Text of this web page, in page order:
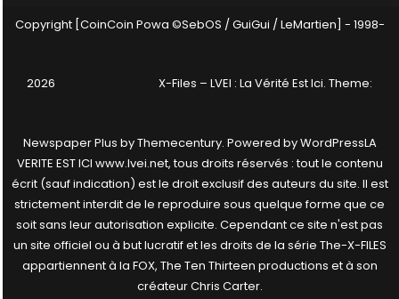
Copyright [CoinCoin Powa ©SebOS / GuiGui / LeMartien] - 1998-
2026 X-Files – LVEI : La Vérité Est Ici. Theme:
Newspaper Plus byThemecentury. Powered byWordPressLA
VERITE EST ICI www.lvei.net, tous droits réservés : tout le contenu
écrit (sauf indication) est le droit exclusif des auteurs du site. Il est
strictement interdit de le reproduire sous quelque forme que ce
soit sans leur autorisation explicite. Cependant ce site n'est pas
un site officiel ou à but lucratif et les droits de la série The-X-FILES
appartiennent à la FOX, The Ten Thirteen productions et à son
créateur Chris Carter.